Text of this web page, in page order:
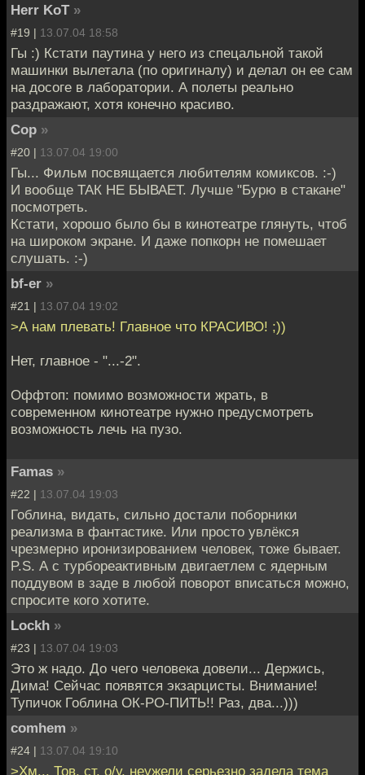
Herr KoT »
#19 | 13.07.04 18:58
Гы :) Кстати паутина у него из спецальной такой
машинки вылетала (по оригиналу) и делал он ее сам
на досоге в лаборатории. А полеты реально
раздражают, хотя конечно красиво.
Cop »
#20 | 13.07.04 19:00
Гы... Фильм посвящается любителям комиксов. :-)
И вообще ТАК НЕ БЫВАЕТ. Лучше "Бурю в стакане"
посмотреть.
Кстати, хорошо было бы в кинотеатре глянуть, чтоб
на широком экране. И даже попкорн не помешает
слушать. :-)
bf-er »
#21 | 13.07.04 19:02
>А нам плевать! Главное что КРАСИВО! ;))
Нет, главное - "...-2".
Оффтоп: помимо возможности жрать, в
современном кинотеатре нужно предусмотреть
возможность лечь на пузо.
Famas »
#22 | 13.07.04 19:03
Гоблина, видать, сильно достали поборники
реализма в фантастике. Или просто увлёкся
чрезмерно иронизированием человек, тоже бывает.
P.S. А с турбореактивным двигаетлем с ядерным
поддувом в заде в любой поворот вписаться можно,
спросите кого хотите.
Lockh »
#23 | 13.07.04 19:03
Это ж надо. До чего человека довели... Держись,
Дима! Сейчас появятся экзарцисты. Внимание!
Тупичок Гоблина ОК-РО-ПИТЬ!! Раз, два...)))
comhem »
#24 | 13.07.04 19:10
>Хм... Тов. ст. о/у, неужели серьезно задела тема